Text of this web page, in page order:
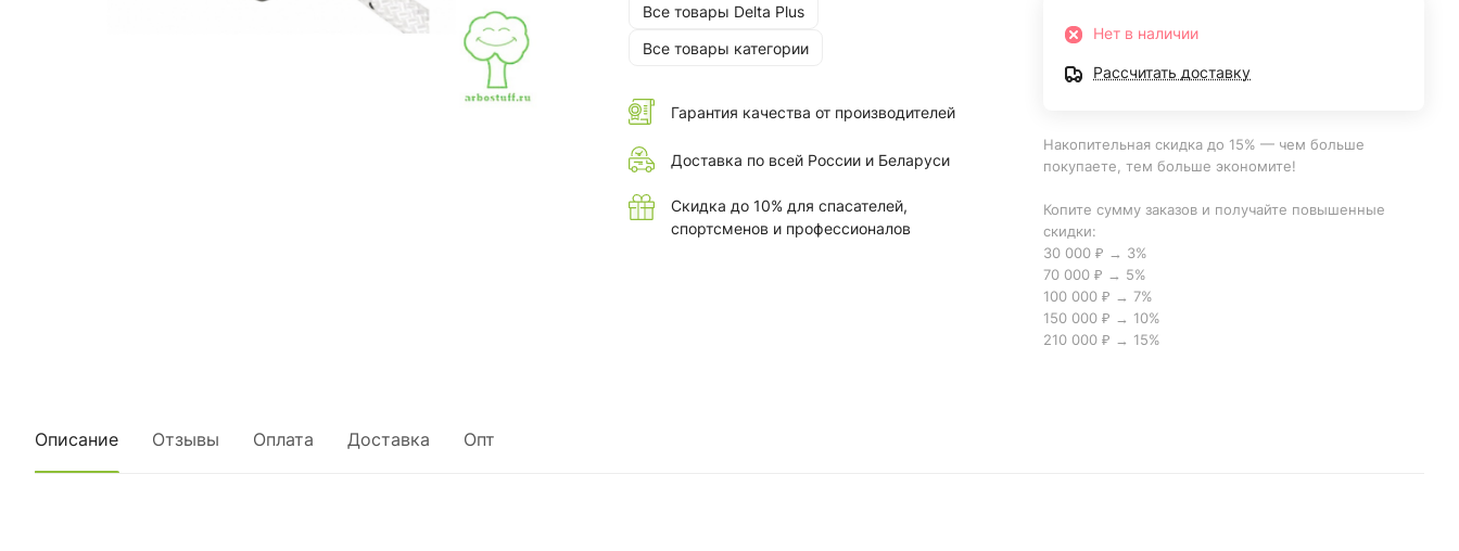
Все товары Delta Plus
Все товары категории
Гарантия качества от производителей
Доставка по всей России и Беларуси
Скидка до 10% для спасателей,
спортсменов и профессионалов
Нет в наличии
Рассчитать доставку
Накопительная скидка до 15% — чем больше
покупаете, тем больше экономите!
Копите сумму заказов и получайте повышенные
скидки:
30 000 ₽ → 3%
70 000 ₽ → 5%
100 000 ₽ → 7%
150 000 ₽ → 10%
210 000 ₽ → 15%
Описание Отзывы Оплата Доставка Опт